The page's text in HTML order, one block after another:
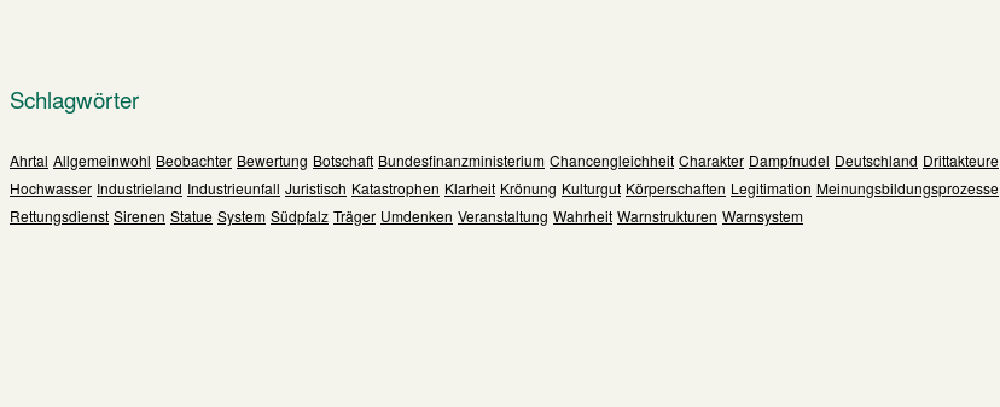
Schlagwörter
Ahrtal Allgemeinwohl Beobachter Bewertung Botschaft Bundesfinanzministerium Chancengleichheit Charakter Dampfnudel Deutschland Drittakteure
Hochwasser Industrieland Industrieunfall Juristisch Katastrophen Klarheit Krönung Kulturgut Körperschaften Legitimation Meinungsbildungsprozesse
Rettungsdienst Sirenen Statue System Südpfalz Träger Umdenken Veranstaltung Wahrheit Warnstrukturen Warnsystem